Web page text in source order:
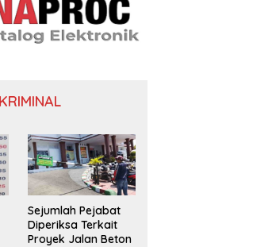
Sejumlah Pejabat
Diperiksa Terkait
Proyek Jalan Beton